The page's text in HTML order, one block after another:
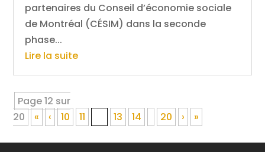
partenaires du Conseil d’économie sociale
de Montréal (CÉSIM) dans la seconde
phase...
Lire la suite
Page 12 sur
20
« ‹ 10 11 13 14 20 › »